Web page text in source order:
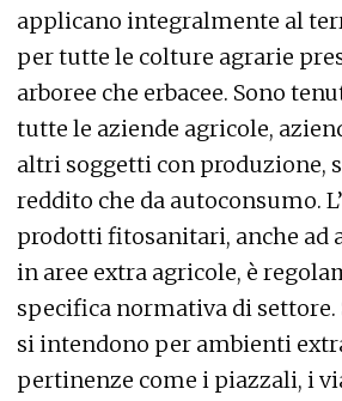
applicano integralmente al
per tutte le colture agrarie
arboree che erbacee. Sono
tutte le aziende agricole,
altri soggetti con produzione,
reddito che da autoconsumo.
prodotti fitosanitari, anche ad
in aree extra agricole, è
specifica normativa di
si intendono per ambienti
pertinenze come i piazzali, i